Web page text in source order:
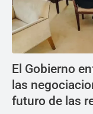
El Gobierno
las
futuro de las